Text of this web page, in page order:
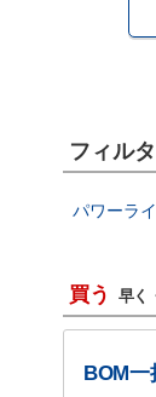
フィル
パワーラ
買う 早く
BOM一